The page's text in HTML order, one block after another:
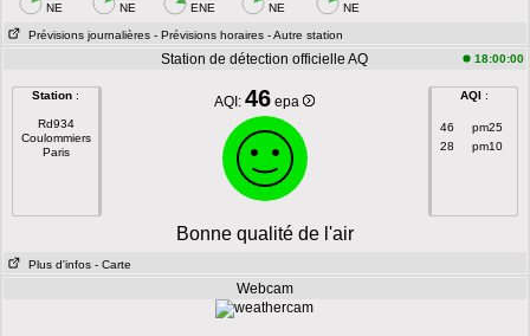
NE NE ENE NE NE
Prévisions journalières - Prévisions horaires - Autre station
Station de détection officielle AQ 18:00:00
Station :
Rd934
Coulommiers
Paris
AQI:46 epa AQI:
46
pm25
28
pm10
Bonne qualité de l'air
Plus d'infos - Carte
Webcam